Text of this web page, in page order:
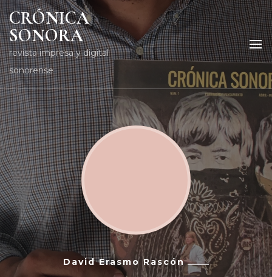
CRÓNICA
SONORA
revista impresa y digital
sonorense
David Erasmo Rascón